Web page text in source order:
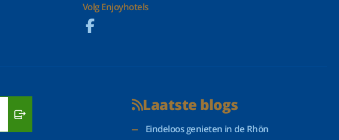
Volg Enjoyhotels
Laatste blogs
Eindeloos genieten in de Rhön